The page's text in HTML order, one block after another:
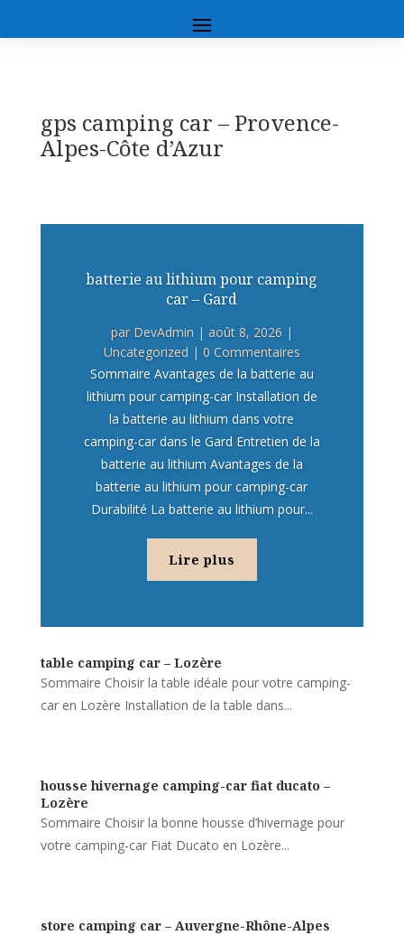
gps camping car – Provence-
Alpes-Côte d’Azur
batterie au lithium pour camping
car – Gard
par DevAdmin | août 8, 2026 |
Uncategorized | 0 Commentaires
Sommaire Avantages de la batterie au
lithium pour camping-car Installation de
la batterie au lithium dans votre
camping-car dans le Gard Entretien de la
batterie au lithium Avantages de la
batterie au lithium pour camping-car
Durabilité La batterie au lithium pour...
Lire plus
table camping car – Lozère
Sommaire Choisir la table idéale pour votre camping-
car en Lozère Installation de la table dans...
housse hivernage camping-car fiat ducato –
Lozère
Sommaire Choisir la bonne housse d’hivernage pour
votre camping-car Fiat Ducato en Lozère...
store camping car – Auvergne-Rhône-Alpes